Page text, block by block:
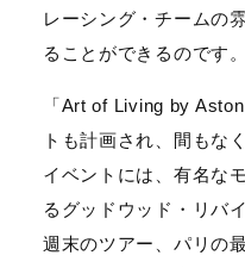
レーシング・チームの
ることができるのです。
「Art of Living by
トも計画され、間もな
イベントには、有名な
るグッドウッド・リバ
週末のツアー、パリの